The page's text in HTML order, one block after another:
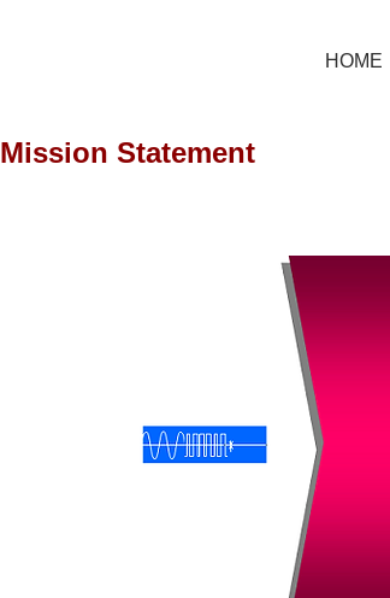
HOME
Mission Statement